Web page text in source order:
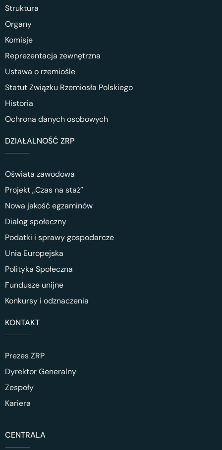
Struktura
Organy
Komisje
Reprezentacja zewnętrzna
Ustawa o rzemiośle
Statut Związku Rzemiosła Polskiego
Historia
Ochrona danych osobowych
DZIAŁALNOŚĆ ZRP
Oświata zawodowa
Projekt „Czas na staż”
Nowa jakość egzaminów
Dialog społeczny
Podatki i sprawy gospodarcze
Unia Europejska
Polityka Społeczna
Fundusze unijne
Konkursy i odznaczenia
KONTAKT
Prezes ZRP
Dyrektor Generalny
Zespoły
Kariera
CENTRALA